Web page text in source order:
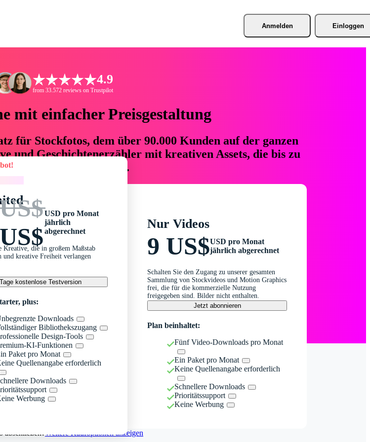
Anmelden Einloggen
4.9
from 33.572 reviews on Trustpilot
mit einfacher Preisgestaltung
für Stockfotos, dem über 90.000 Kunden auf der ganzen
und Geschichtenerzähler mit kreativen Assets, die bis zu
und Budget einsparen.
USD pro Monat
jährlich
abgerechnet
Kreative, die in großem Maßstab
und kreative Freiheit verlangen
kostenlose Testversion
plus:
Downloads
Bibliothekszugang
Design-Tools
KI-Funktionen
Paket pro Monat
Quellenangabe erforderlich
Downloads
Werbung
Nur Videos
9 US$USD pro Monat
jährlich abgerechnet
Schalten Sie den Zugang zu unserer gesamten
Sammlung von Stockvideos und Motion Graphics
frei, die für die kommerzielle Nutzung
freigegeben sind. Bilder nicht enthalten.
Jetzt abonnieren
Plan beinhaltet:
Fünf Video-Downloads pro Monat
Ein Paket pro Monat
Keine Quellenangabe erforderlich
Schnellere Downloads
Prioritätssupport
Keine Werbung
abschließen?Weitere Kaufoptionen anzeigen